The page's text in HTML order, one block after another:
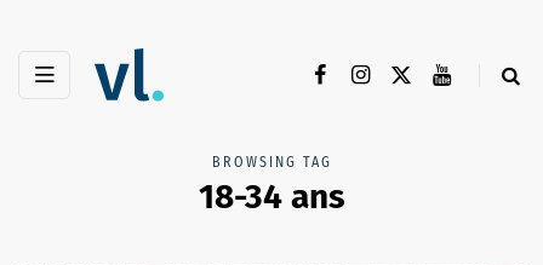
BROWSING TAG
18-34 ans